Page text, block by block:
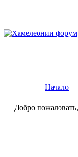
Начало
Добро пожаловать,